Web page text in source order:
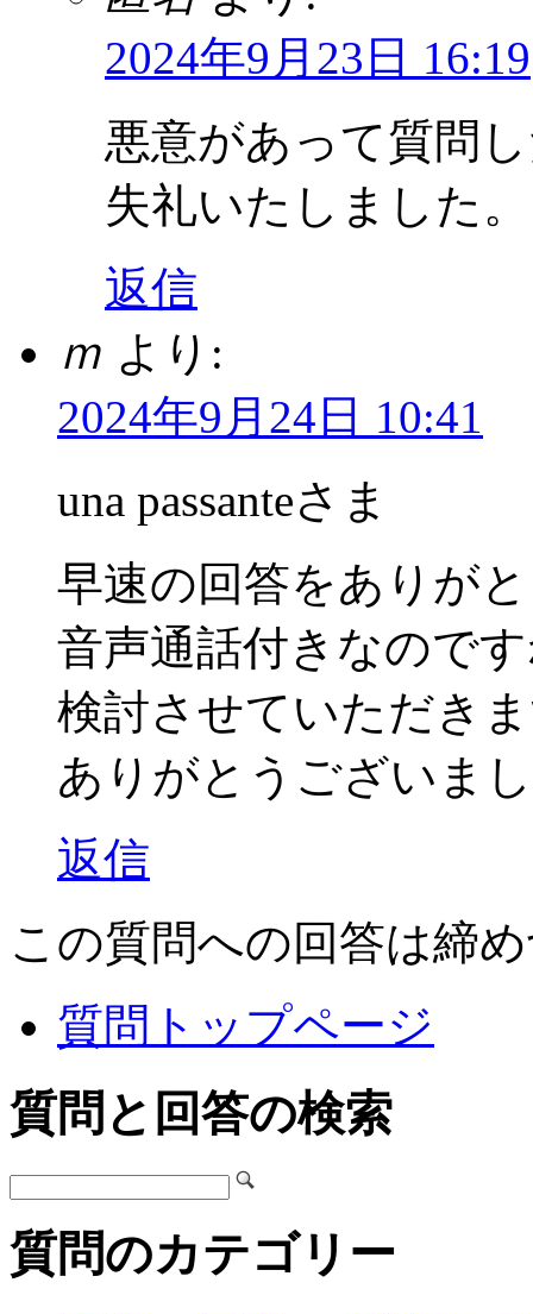
2024年9月23日 16:19
悪意があって質問
失礼いたしました。
返信
ｍ より:
2024年9月24日 10:41
una passanteさま
早速の回答をありが
音声通話付きなので
検討させていただき
ありがとうございま
返信
この質問への回答は締
質問トップページ
質問と回答の検索
質問のカテゴリー